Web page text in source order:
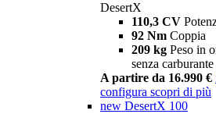
DesertX
110,3 CV
92 Nm Coppia
209 kg Peso in
senza carburante
A partire da 16.990 €
configura scopri di più
new DesertX 100